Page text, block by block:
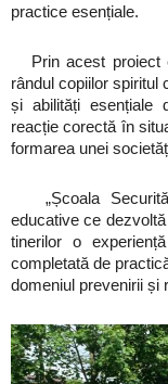
practice esențiale.
Prin acest proiect
rândul copiilor spiritul
și abilități esențiale
reacție corectă în
formarea unei
„Școala
educative ce
tinerilor o
completată de
domeniul prevenirii și